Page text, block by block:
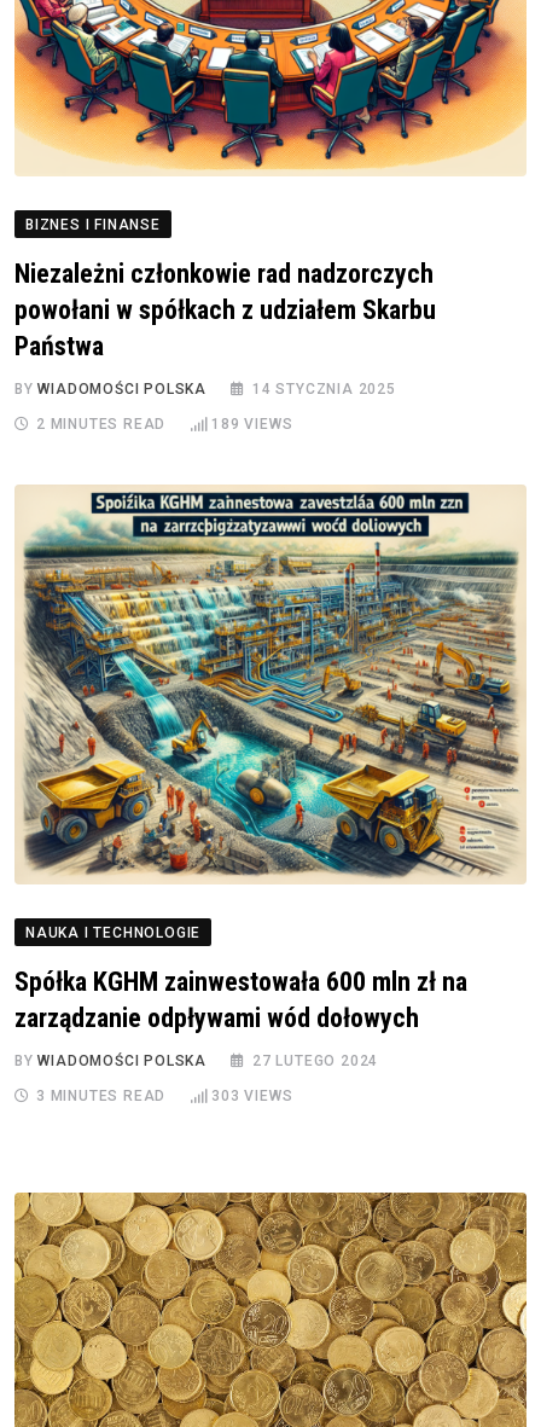
BIZNES I FINANSE
Niezależni członkowie rad nadzorczych
powołani w spółkach z udziałem Skarbu
Państwa
BYWIADOMOŚCI POLSKA 14 STYCZNIA 2025
2 MINUTES READ 189 VIEWS
NAUKA I TECHNOLOGIE
Spółka KGHM zainwestowała 600 mln zł na
zarządzanie odpływami wód dołowych
BYWIADOMOŚCI POLSKA 27 LUTEGO 2024
3 MINUTES READ 303 VIEWS